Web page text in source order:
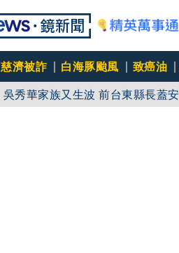
慈濟被詐 白海豚颱風 致癌油
慈濟挨詐十億／綠批抹黑「欠陳
吳秀華家族又生波 前台東縣長蓋